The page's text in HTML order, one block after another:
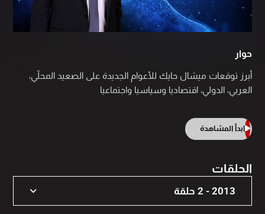
حوار
أبرز توقعات ميشال حايك للأعوام الجديدة على الصعيد المحلّي،
العربي، الدولي، اقتصاديا وسياسيا واجتماعيا
ابدأ المشاهدة
الحلقات
2013 - 2 حلقة